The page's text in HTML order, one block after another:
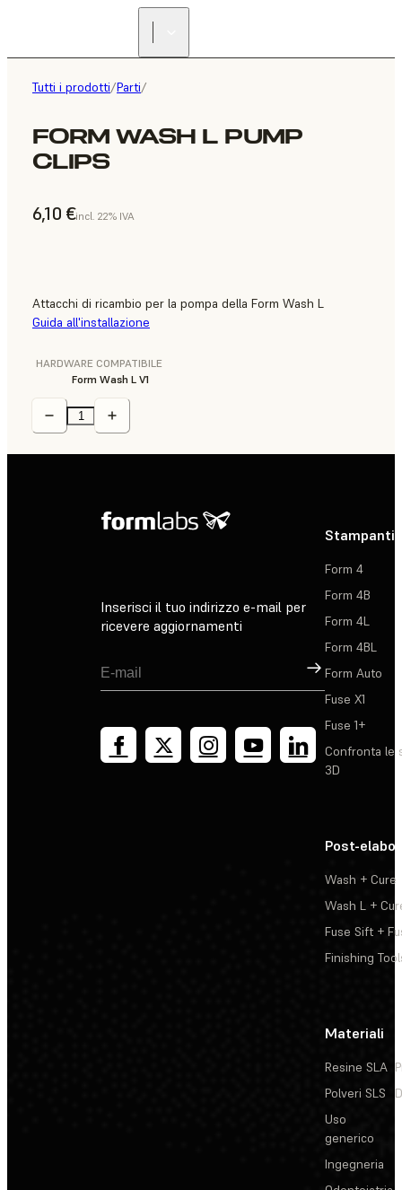
Tutti i prodotti/Parti/
FORM WASH L PUMP
CLIPS
6,10 €incl. 22% IVA
Attacchi di ricambio per la pompa della Form Wash L
Guida all'installazione
HARDWARE COMPATIBILE
Form Wash L V1
Inserisci il tuo indirizzo e-mail per
ricevere aggiornamenti
Registrati
Stampanti
Form 4
Form 4B
Form 4L
Form 4BL
Form Auto
Fuse X1
Fuse 1+
Confronta le
3D
Post-
Wash + Cure
Wash L +
Fuse Sift +
Finishing
Materiali
Resine SLA
Polveri SLS
Uso
generico
Ingegneria